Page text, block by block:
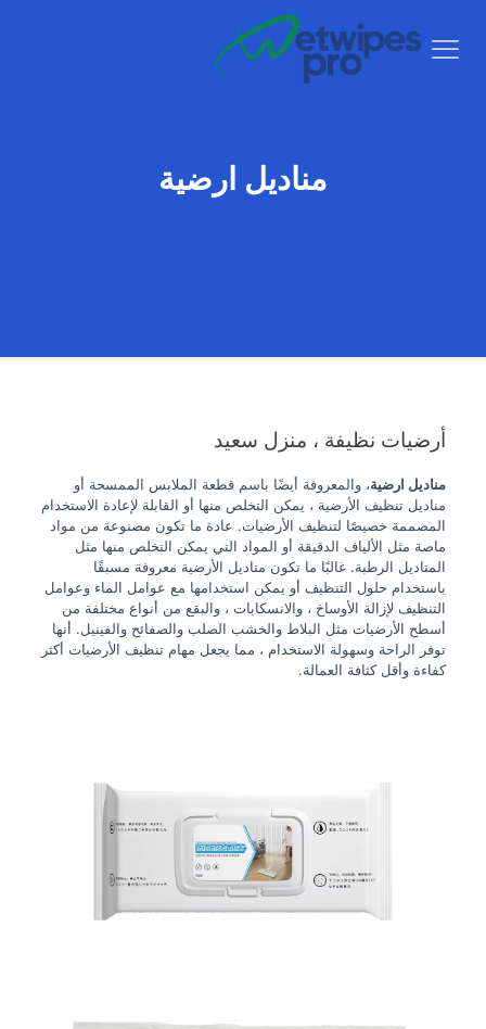
مناديل ارضية
أرضيات نظيفة ، منزل سعيد
مناديل ارضية، والمعروفة أيضًا باسم قطعة الملابس الممسحة أو
مناديل تنظيف الأرضية ، يمكن التخلص منها أو القابلة لإعادة الاستخدام
المصممة خصيصًا لتنظيف الأرضيات. عادة ما تكون مصنوعة من مواد
ماصة مثل الألياف الدقيقة أو المواد التي يمكن التخلص منها مثل
المناديل الرطبة. غالبًا ما تكون مناديل الأرضية معروفة مسبقًا
باستخدام حلول التنظيف أو يمكن استخدامها مع عوامل الماء وعوامل
التنظيف لإزالة الأوساخ ، والانسكابات ، والبقع من أنواع مختلفة من
أسطح الأرضيات مثل البلاط والخشب الصلب والصفائح والفينيل. أنها
توفر الراحة وسهولة الاستخدام ، مما يجعل مهام تنظيف الأرضيات أكثر
كفاءة وأقل كثافة العمالة.